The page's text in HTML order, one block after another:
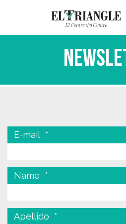
E-mail *
Name *
Apellido *